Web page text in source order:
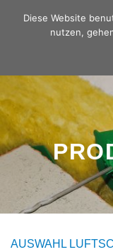
Inhalt
AUSWAHL
Diese Website
nutzen,